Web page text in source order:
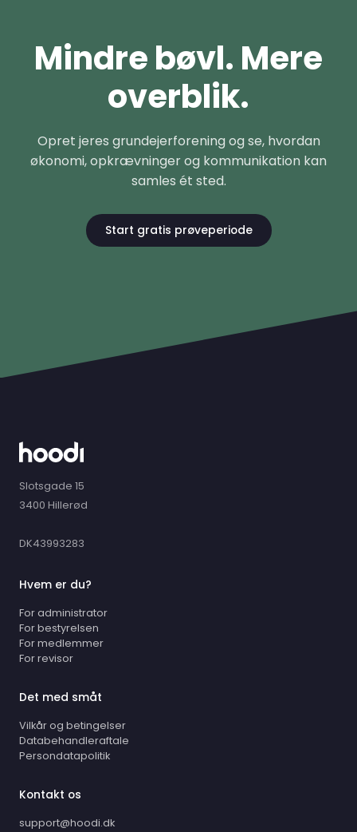
Mindre bøvl. Mere
overblik.
Opret jeres grundejerforening og se, hvordan
økonomi, opkrævninger og kommunikation kan
samles ét sted.
Start gratis prøveperiode
Slotsgade 15
3400 Hillerød
DK43993283
Hvem er du?
For administrator
For bestyrelsen
For medlemmer
For revisor
Det med småt
Vilkår og betingelser
Databehandleraftale
Persondatapolitik
Kontakt os
support@hoodi.dk